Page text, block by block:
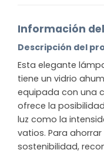
Información
Descripción del
Esta elegante
tiene un vidrio
equipada con una
ofrece la
luz como la
vatios. Para
sostenibilidad,